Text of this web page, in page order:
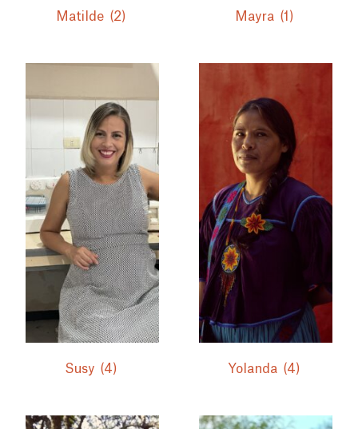
Matilde (2) Mayra (1)
Susy (4) Yolanda (4)